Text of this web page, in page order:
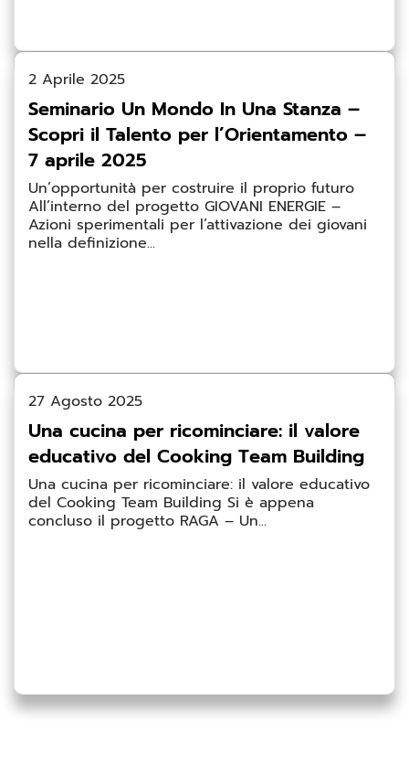
2 Aprile 2025
Seminario Un Mondo In Una Stanza –
Scopri il Talento per l’Orientamento –
7 aprile 2025
Un’opportunità per costruire il proprio futuro
All’interno del progetto GIOVANI ENERGIE –
Azioni sperimentali per l’attivazione dei giovani
nella definizione...
27 Agosto 2025
Una cucina per ricominciare: il valore
educativo del Cooking Team Building
Una cucina per ricominciare: il valore educativo
del Cooking Team Building Si è appena
concluso il progetto RAGA – Un...